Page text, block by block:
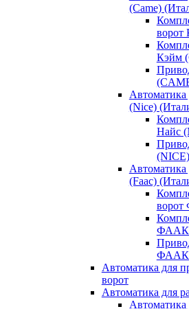
(Came)
ворот
Кэйм
Автоматика
(Nice)
Найс
(NICE)
(Faac)
ФААК
ФААК
Автоматика для
ворот
Автоматика для